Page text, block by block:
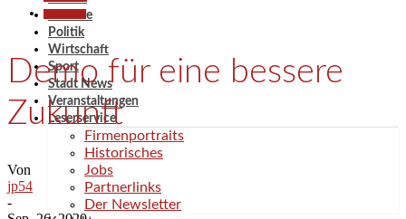
Termine
Politik
Wirtschaft
Sport
Stadt News
Veranstaltungen
Leserservice
Firmenportraits
Historisches
Jobs
Partnerlinks
Der Newsletter
Demo für eine bessere
Zukunft
Von
jp54
-